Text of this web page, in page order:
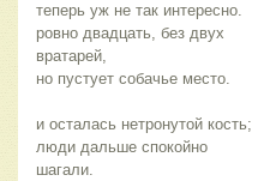
теперь уж не так интересно.
ровно двадцать, без двух
вратарей,
но пустует собачье место.
и осталась нетронутой кость;
люди дальше спокойно
шагали.